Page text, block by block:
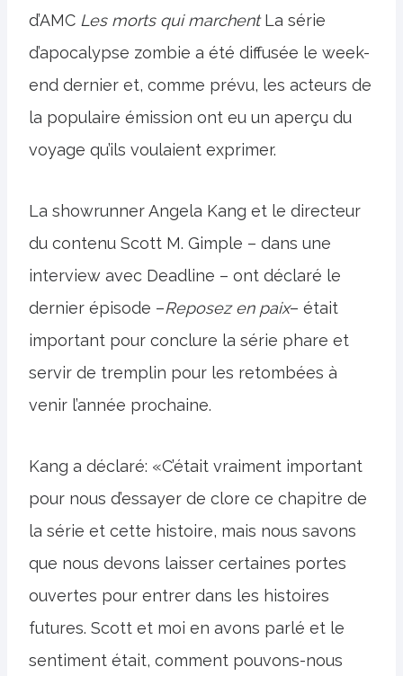
d’AMC Les morts qui marchentLa série
d’apocalypse zombie a été diffusée le week-
end dernier et, comme prévu, les acteurs de
la populaire émission ont eu un aperçu du
voyage qu’ils voulaient exprimer.
La showrunner Angela Kang et le directeur
du contenu Scott M. Gimple – dans une
interview avec Deadline – ont déclaré le
dernier épisode –Reposez en paix– était
important pour conclure la série phare et
servir de tremplin pour les retombées à
venir l’année prochaine.
Kang a déclaré: «C’était vraiment important
pour nous d’essayer de clore ce chapitre de
la série et cette histoire, mais nous savons
que nous devons laisser certaines portes
ouvertes pour entrer dans les histoires
futures. Scott et moi en avons parlé et le
sentiment était, comment pouvons-nous